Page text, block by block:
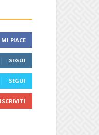
MI PIACE
SEGUI
SEGUI
ISCRIVITI